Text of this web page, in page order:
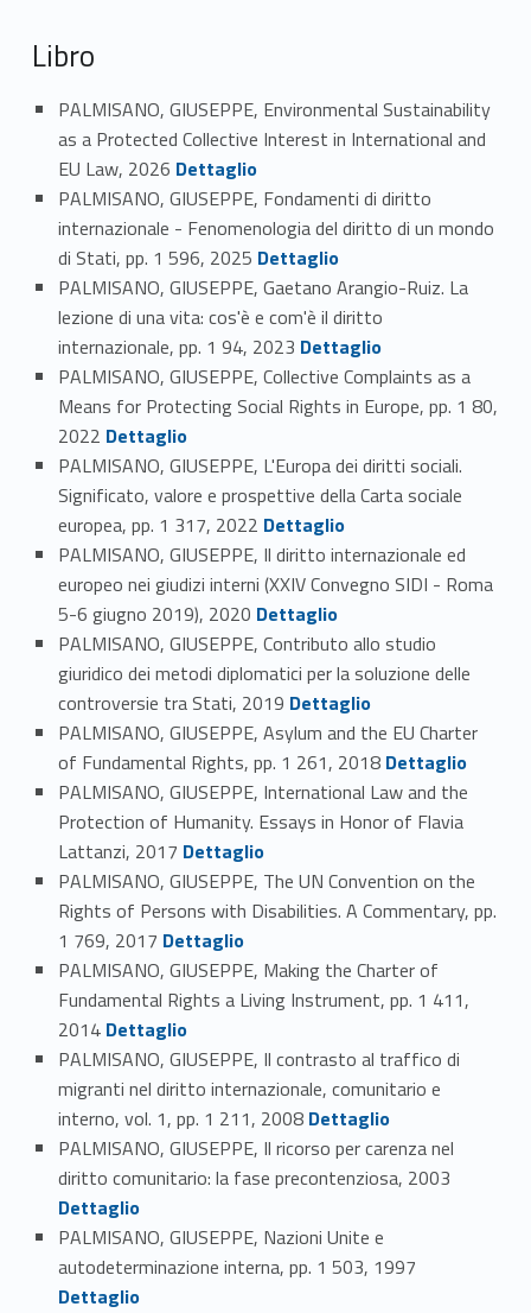
Libro
PALMISANO, GIUSEPPE, Environmental Sustainability
as a Protected Collective Interest in International and
EU Law, 2026 Link identifier #identifier_person_130789-27
Dettaglio
PALMISANO, GIUSEPPE, Fondamenti di diritto
internazionale - Fenomenologia del diritto di un mondo
di Stati, pp. 1 596, 2025 Link identifier #identifier_person_146908-28
Dettaglio
PALMISANO, GIUSEPPE, Gaetano Arangio-Ruiz. La
lezione di una vita: cos'è e com'è il diritto
internazionale, pp. 1 94, 2023 Link identifier #identifier_person_82462-29
Dettaglio
PALMISANO, GIUSEPPE, Collective Complaints as a
Means for Protecting Social Rights in Europe, pp. 1 80,
2022 Link identifier #identifier_person_131113-30
Dettaglio
PALMISANO, GIUSEPPE, L'Europa dei diritti sociali.
Significato, valore e prospettive della Carta sociale
europea, pp. 1 317, 2022 Link identifier #identifier_person_57318-31
Dettaglio
PALMISANO, GIUSEPPE, Il diritto internazionale ed
europeo nei giudizi interni (XXIV Convegno SIDI - Roma
5-6 giugno 2019), 2020 Link identifier #identifier_person_115717-32
Dettaglio
PALMISANO, GIUSEPPE, Contributo allo studio
giuridico dei metodi diplomatici per la soluzione delle
controversie tra Stati, 2019 Link identifier #identifier_person_141367-33
Dettaglio
PALMISANO, GIUSEPPE, Asylum and the EU Charter
of Fundamental Rights, pp. 1 261, 2018 Link identifier #identifier_person_123325-34
Dettaglio
PALMISANO, GIUSEPPE, International Law and the
Protection of Humanity. Essays in Honor of Flavia
Lattanzi, 2017 Link identifier #identifier_person_145139-35
Dettaglio
PALMISANO, GIUSEPPE, The UN Convention on the
Rights of Persons with Disabilities. A Commentary, pp.
1 769, 2017 Link identifier #identifier_person_4583-36
Dettaglio
PALMISANO, GIUSEPPE, Making the Charter of
Fundamental Rights a Living Instrument, pp. 1 411,
2014 Link identifier #identifier_person_36734-37
Dettaglio
PALMISANO, GIUSEPPE, Il contrasto al traffico di
migranti nel diritto internazionale, comunitario e
interno, vol. 1, pp. 1 211, 2008 Link identifier #identifier_person_109064-38
Dettaglio
PALMISANO, GIUSEPPE, Il ricorso per carenza nel
diritto comunitario: la fase precontenziosa, 2003
Dettaglio
PALMISANO, GIUSEPPE, Nazioni Unite e
autodeterminazione interna, pp. 1 503, 1997
Dettaglio